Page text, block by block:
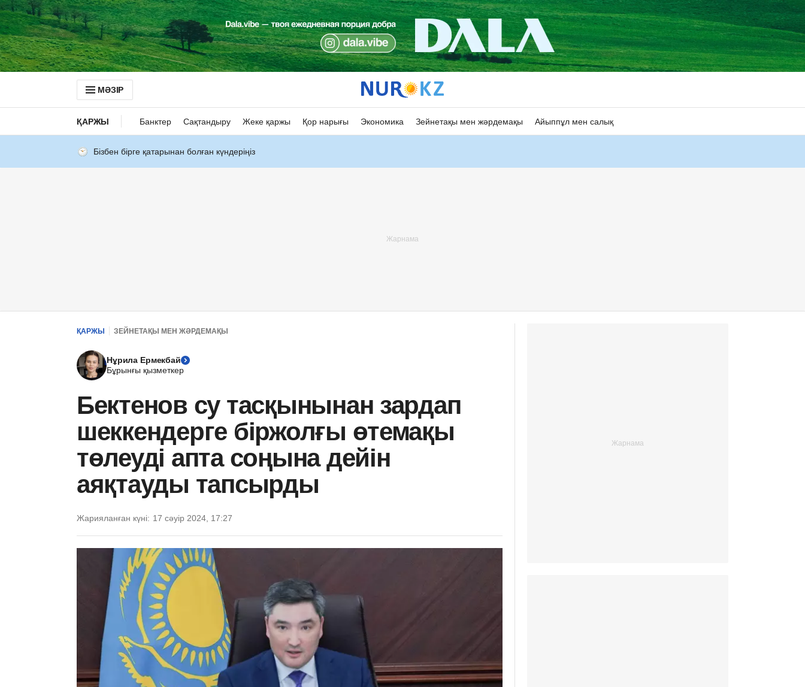
МӘЗІР
ҚАРЖЫ Банктер Сақтандыру Жеке қаржы Қор нарығы Экономика Зейнетақы мен жәрдемақы Айыппұл мен салық
Бізбен бірге қатарынан болған күндеріңіз
ҚАРЖЫ ЗЕЙНЕТАҚЫ МЕН ЖӘРДЕМАҚЫ
Нұрила Ермекбай
Бұрынғы қызметкер
Бектенов су тасқынынан зардап
шеккендерге біржолғы өтемақы
төлеуді апта соңына дейін
аяқтауды тапсырды
Жарияланған күні: 17 сәуір 2024, 17:27